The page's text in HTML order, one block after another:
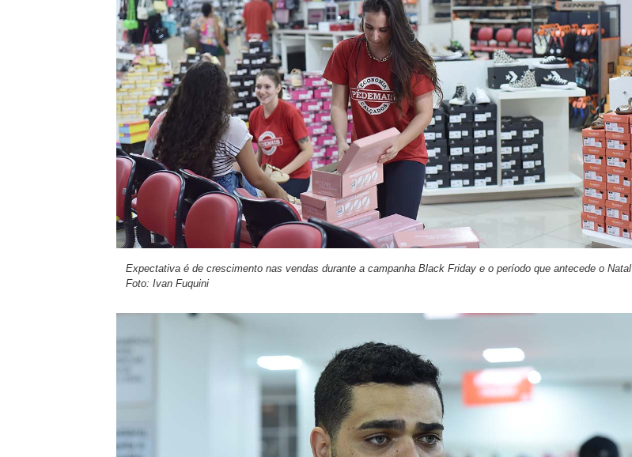
Expectativa é de crescimento nas vendas durante a campanha Black Friday e o período que antecede o Natal
Foto: Ivan Fuquini